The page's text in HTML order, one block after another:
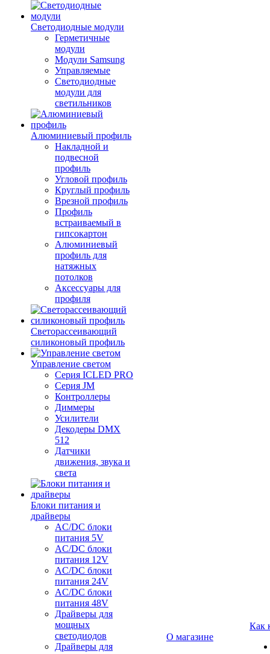
Светодиодные модули
Герметичные
модули
Модули Samsung
Управляемые
Светодиодные
модули для
светильников
Алюминиевый профиль
Накладной и
подвесной
профиль
Угловой профиль
Круглый профиль
Врезной профиль
Профиль
встраиваемый в
гипсокартон
Алюминиевый
профиль для
натяжных
потолков
Аксессуары для
профиля
Светорассеивающий
силиконовый профиль
Управление светом
Серия ICLED PRO
Серия JM
Контроллеры
Диммеры
Усилители
Декодеры DMX
512
Датчики
движения, звука и
света
Блоки питания и
драйверы
AC/DC блоки
питания 5V
AC/DC блоки
питания 12V
AC/DC блоки
питания 24V
AC/DC блоки
питания 48V
Драйверы для
мощных
светодиодов
Драйверы для
О магазине
Как